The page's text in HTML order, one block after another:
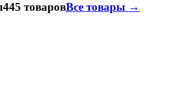
445 товаровВсе товары →